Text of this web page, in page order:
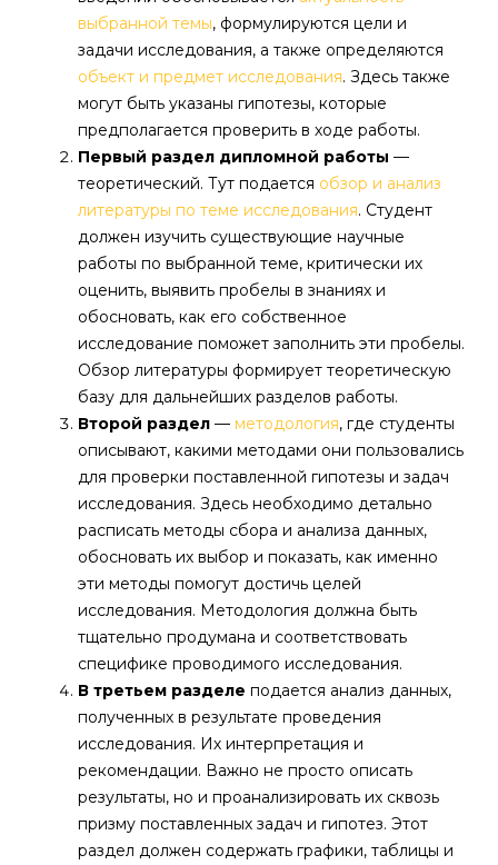
выбранной темы, формулируются цели и
задачи исследования, а также определяются
объект и предмет исследования. Здесь также
могут быть указаны гипотезы, которые
предполагается проверить в ходе работы.
Первый раздел дипломной работы —
теоретический. Тут подается обзор и анализ
литературы по теме исследования. Студент
должен изучить существующие научные
работы по выбранной теме, критически их
оценить, выявить пробелы в знаниях и
обосновать, как его собственное
исследование поможет заполнить эти пробелы.
Обзор литературы формирует теоретическую
базу для дальнейших разделов работы.
Второй раздел — методология, где студенты
описывают, какими методами они пользовались
для проверки поставленной гипотезы и задач
исследования. Здесь необходимо детально
расписать методы сбора и анализа данных,
обосновать их выбор и показать, как именно
эти методы помогут достичь целей
исследования. Методология должна быть
тщательно продумана и соответствовать
специфике проводимого исследования.
В третьем разделе подается анализ данных,
полученных в результате проведения
исследования. Их интерпретация и
рекомендации. Важно не просто описать
результаты, но и проанализировать их сквозь
призму поставленных задач и гипотез. Этот
раздел должен содержать графики, таблицы и